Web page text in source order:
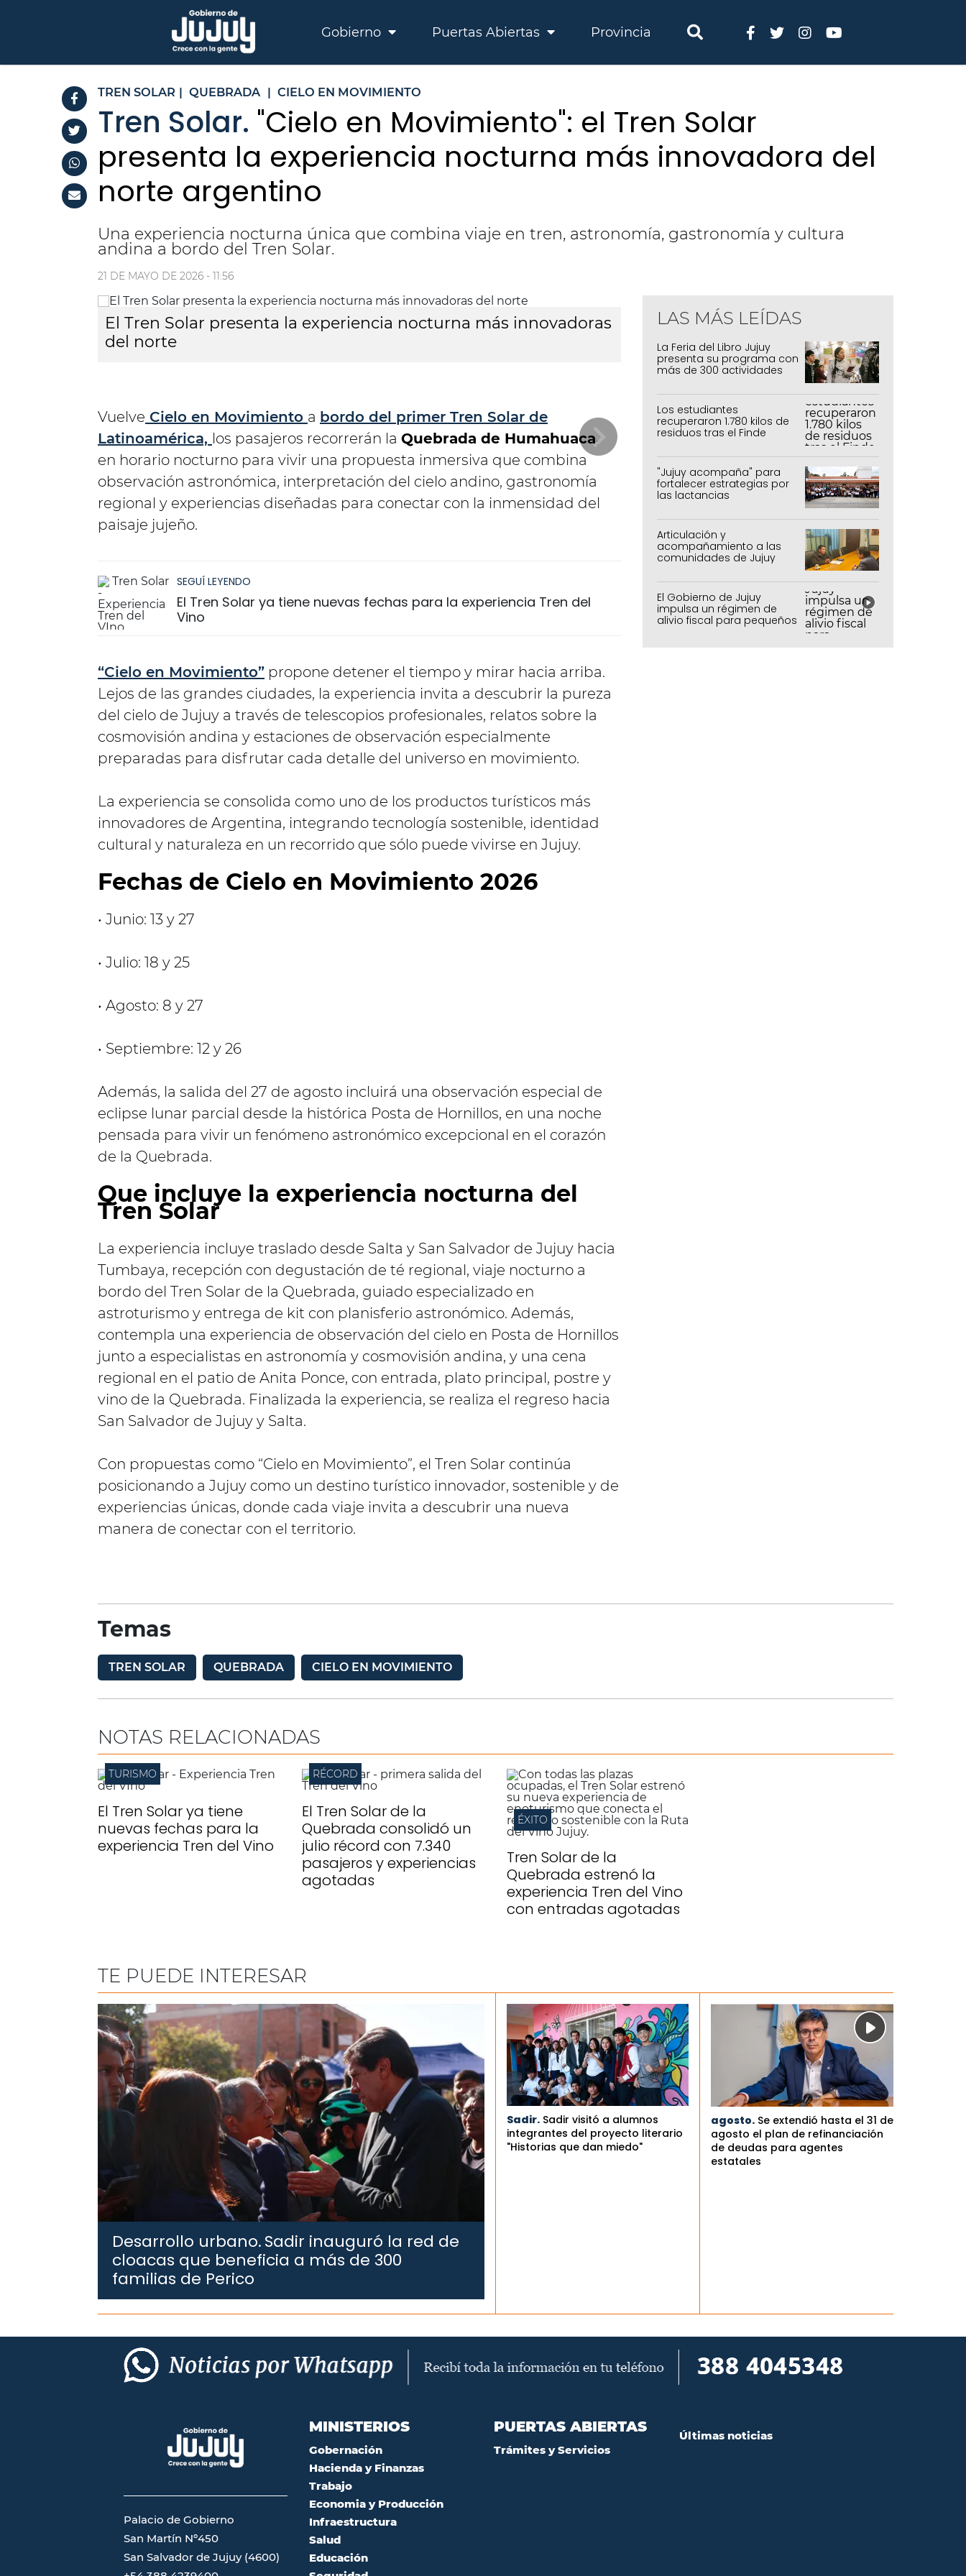
Gobierno Puertas Abiertas Provincia
TREN SOLAR | QUEBRADA | CIELO EN MOVIMIENTO
Tren Solar. "Cielo en Movimiento": el Tren Solar
presenta la experiencia nocturna más innovadora del
norte argentino
Una experiencia nocturna única que combina viaje en tren, astronomía, gastronomía y cultura
andina a bordo del Tren Solar.
21 DE MAYO DE 2026 - 11:56
El Tren Solar presenta la experiencia nocturna más innovadoras
del norte
El Tren Solar presenta la experiencia
del norte
Vuelve Cielo en Movimiento a bordo del primer Tren Solar de
Latinoamérica, los pasajeros recorrerán la Quebrada de Humahuaca,
en horario nocturno para vivir una propuesta inmersiva que combina
observación astronómica, interpretación del cielo andino, gastronomía
regional y experiencias diseñadas para conectar con la inmensidad del
paisaje jujeño.
SEGUÍ LEYENDO
El Tren Solar ya tiene nuevas fechas para la experiencia Tren del
Vino
“Cielo en Movimiento” propone detener el tiempo y mirar hacia arriba.
Lejos de las grandes ciudades, la experiencia invita a descubrir la pureza
del cielo de Jujuy a través de telescopios profesionales, relatos sobre la
cosmovisión andina y estaciones de observación especialmente
preparadas para disfrutar cada detalle del universo en movimiento.
La experiencia se consolida como uno de los productos turísticos más
innovadores de Argentina, integrando tecnología sostenible, identidad
cultural y naturaleza en un recorrido que sólo puede vivirse en Jujuy.
Fechas de Cielo en Movimiento 2026
• Junio: 13 y 27
• Julio: 18 y 25
• Agosto: 8 y 27
• Septiembre: 12 y 26
Además, la salida del 27 de agosto incluirá una observación especial de
eclipse lunar parcial desde la histórica Posta de Hornillos, en una noche
pensada para vivir un fenómeno astronómico excepcional en el corazón
de la Quebrada.
Que incluye la experiencia nocturna del
Tren Solar
La experiencia incluye traslado desde Salta y San Salvador de Jujuy hacia
Tumbaya, recepción con degustación de té regional, viaje nocturno a
bordo del Tren Solar de la Quebrada, guiado especializado en
astroturismo y entrega de kit con planisferio astronómico. Además,
contempla una experiencia de observación del cielo en Posta de Hornillos
junto a especialistas en astronomía y cosmovisión andina, y una cena
regional en el patio de Anita Ponce, con entrada, plato principal, postre y
vino de la Quebrada. Finalizada la experiencia, se realiza el regreso hacia
San Salvador de Jujuy y Salta.
Con propuestas como “Cielo en Movimiento”, el Tren Solar continúa
posicionando a Jujuy como un destino turístico innovador, sostenible y de
experiencias únicas, donde cada viaje invita a descubrir una nueva
manera de conectar con el territorio.
LAS MÁS LEÍDAS
La Feria del Libro Jujuy
presenta su programa con
más de 300 actividades
Los estudiantes
recuperaron 1.780 kilos de
residuos tras el Finde
"Jujuy acompaña" para
fortalecer estrategias por
las lactancias
Articulación y
acompañamiento a las
comunidades de Jujuy
El Gobierno de Jujuy
impulsa un régimen de
alivio fiscal para pequeños
contribuyentes
Temas
TREN SOLAR QUEBRADA CIELO EN MOVIMIENTO
NOTAS RELACIONADAS
TURISMO
El Tren Solar ya tiene
nuevas fechas para la
experiencia Tren del Vino
RÉCORD
El Tren Solar de la
Quebrada consolidó un
julio récord con 7.340
pasajeros y experiencias
agotadas
ÉXITO
Tren Solar de la
Quebrada estrenó la
experiencia Tren del Vino
con entradas agotadas
TE PUEDE INTERESAR
Desarrollo urbano.Sadir inauguró la red de
cloacas que beneficia a más de 300
familias de Perico
Sadir. Sadir visitó a alumnos
integrantes del proyecto literario
"Historias que dan miedo"
agosto. Se extendió hasta el 31 de
agosto el plan de refinanciación
de deudas para agentes
estatales
Palacio de Gobierno
San Martín Nº450
San Salvador de Jujuy (4600)
MINISTERIOS
Gobernación
Hacienda y Finanzas
Trabajo
Economia y Producción
Infraestructura
Salud
Educación
PUERTAS ABIERTAS
Trámites y Servicios
Últimas noticias